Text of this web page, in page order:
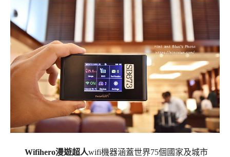
Wifihero漫遊超人wifi機器涵蓋世界75個國家及城市